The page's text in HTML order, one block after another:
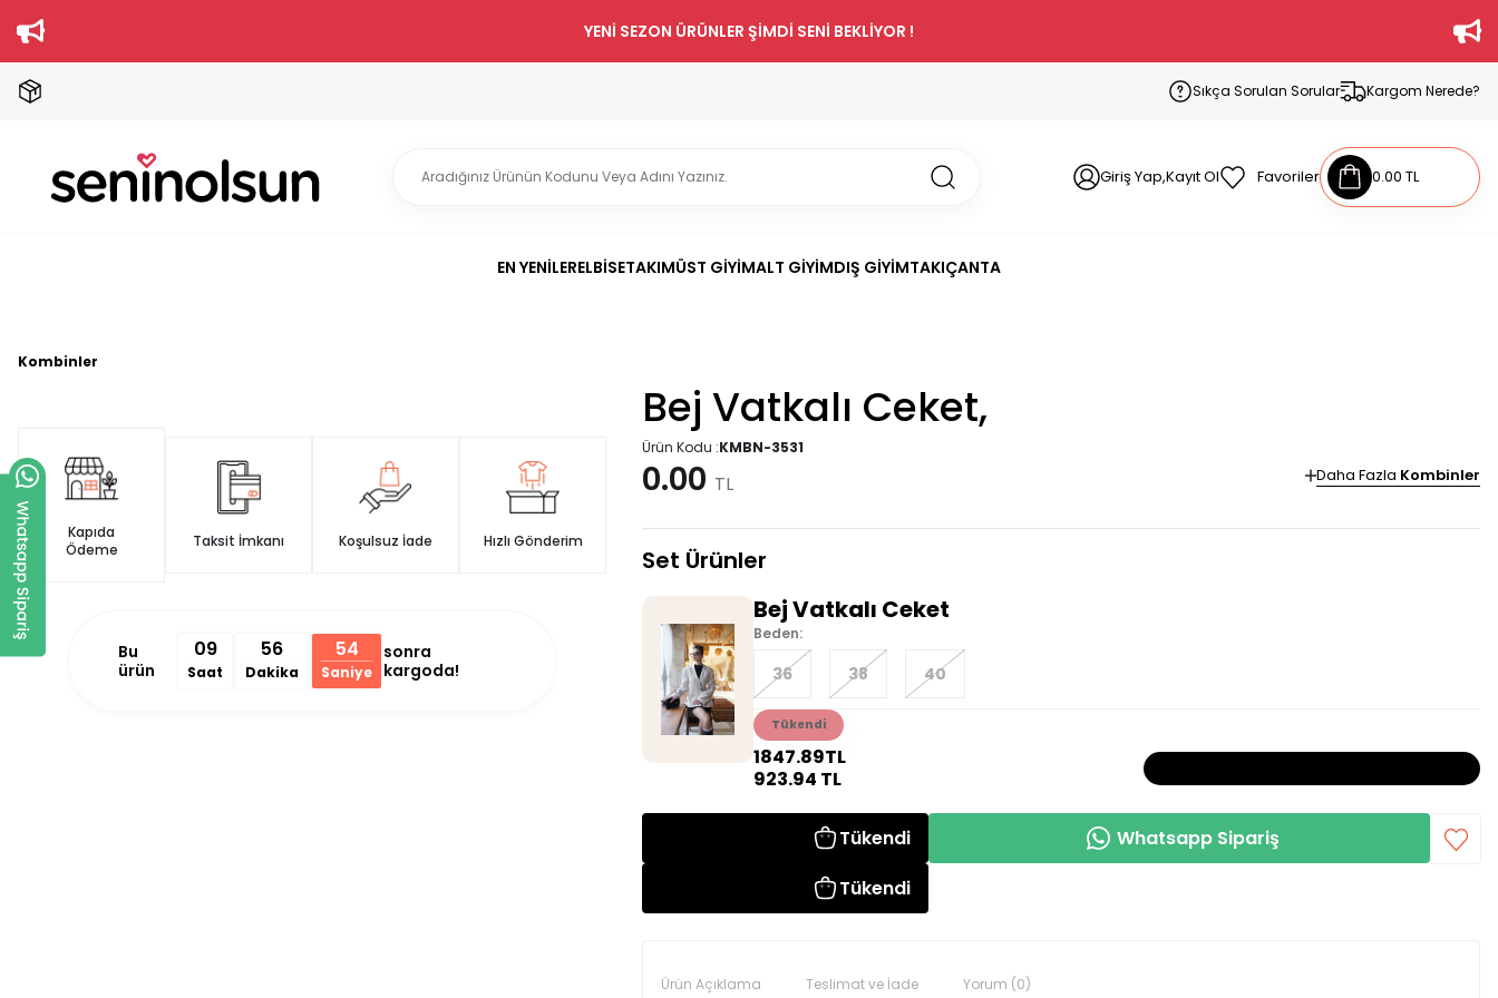
YENİ SEZON ÜRÜNLER ŞİMDİ SENİ BEKLİYOR !
Sıkça Sorulan Sorular Kargom Nerede?
Giriş Yap,Kayıt Ol Favoriler 0.00 TL
EN YENİLERELBİSETAKIMÜST GİYİMALT GİYİMDIŞ GİYİMTAKIÇANTA
Kombinler
Kapıda
Ödeme
Taksit İmkanı Koşulsuz İade Hızlı Gönderim
Bu
ürün
09
Saat
56
Dakika
53
Saniye
sonra
kargoda!
Bej Vatkalı Ceket,
Ürün Kodu :KMBN-3531
0.00 TL Daha Fazla Kombinler
Set Ürünler
Bej Vatkalı Ceket
Beden:
36 38 40
Tükendi
1847.89TL
923.94 TL
Tükendi
Tükendi
Whatsapp Sipariş
Ürün Açıklama Teslimat ve İade Yorum (0)